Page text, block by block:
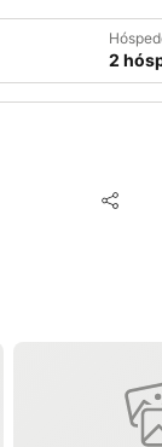
2
Partilhar